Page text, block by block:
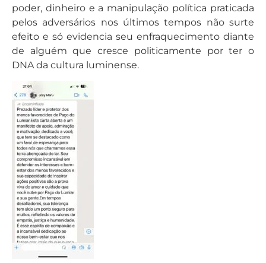
poder, dinheiro e a manipulação política praticada
pelos adversários nos últimos tempos não surte
efeito e só evidencia seu enfraquecimento diante
de alguém que cresce politicamente por ter o
DNA da cultura luminense.